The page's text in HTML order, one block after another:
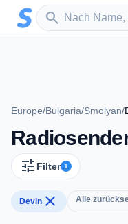
Zum Hauptinhalt springen
search
Sender suchen
Europe/Bulgaria/Smolyan/
tune Filter 1
Devin close Alle